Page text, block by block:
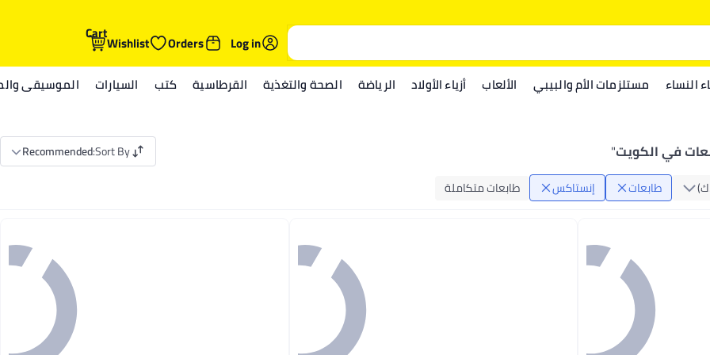
Log in
Orders
Wishlist
Cart
النساء مستلزمات الأم والبيبي الألعاب أزياء الأولاد الرياضة الصحة والتغذية القرطاسية كتب السيارات الموسيقى
في الكويت"
Sort By
:
Recommended
طابعات إنستاكس طابعات متكاملة